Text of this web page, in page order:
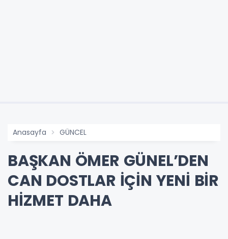
Anasayfa GÜNCEL
BAŞKAN ÖMER GÜNEL’DEN
CAN DOSTLAR İÇİN YENİ BİR
HİZMET DAHA